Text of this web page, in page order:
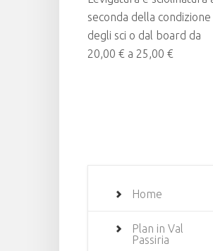
seconda della condizione
degli sci o dal board da
20,00 € a 25,00 €
Home
Plan in Val
Passiria